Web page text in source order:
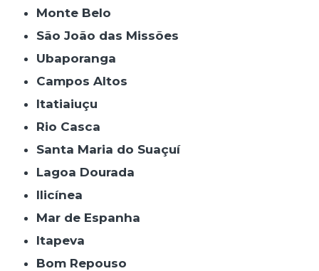
Monte Belo
São João das Missões
Ubaporanga
Campos Altos
Itatiaiuçu
Rio Casca
Santa Maria do Suaçuí
Lagoa Dourada
Ilicínea
Mar de Espanha
Itapeva
Bom Repouso